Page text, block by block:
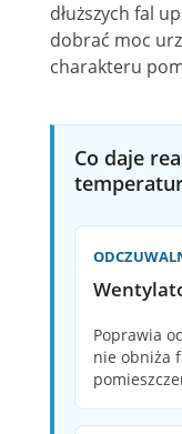
dłuższych fal
dobrać moc
charakteru
Co daje
Poprawia
nie obniża